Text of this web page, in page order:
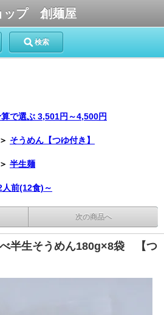
ップ 創麺屋
検索
で選ぶ 3,501円～4,500円
＞ そうめん【つゆ付き】
＞ 半生麺
人前(12食)～
次の商品へ
半生そうめん180g×8袋 【つ